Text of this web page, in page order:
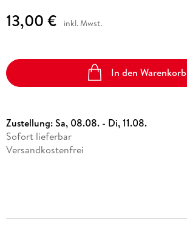
13,00 € inkl. Mwst.
In den Warenkorb
Zustellung:Sa, 08.08. - Di, 11.08.
Sofort lieferbar
Versandkostenfrei